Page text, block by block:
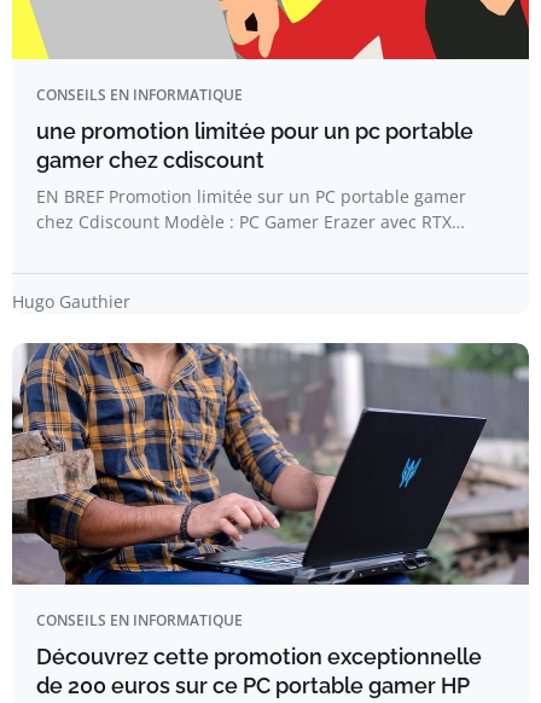
CONSEILS EN INFORMATIQUE
une promotion limitée pour un pc portable
gamer chez cdiscount
EN BREF Promotion limitée sur un PC portable gamer
chez Cdiscount Modèle : PC Gamer Erazer avec RTX…
Hugo Gauthier
CONSEILS EN INFORMATIQUE
Découvrez cette promotion exceptionnelle
de 200 euros sur ce PC portable gamer HP